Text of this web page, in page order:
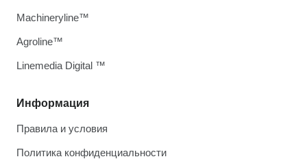
Информация
Правила и условия
Политика конфиденциальности
Machineryline™
Agroline™
Linemedia Digital ™